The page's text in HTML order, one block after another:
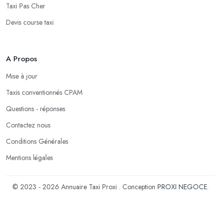
Taxi Pas Cher
Devis course taxi
A Propos
Mise à jour
Taxis conventionnés CPAM
Questions - réponses
Contactez nous
Conditions Générales
Mentions légales
© 2023 - 2026 Annuaire Taxi Proxi . Conception PROXI NEGOCE.